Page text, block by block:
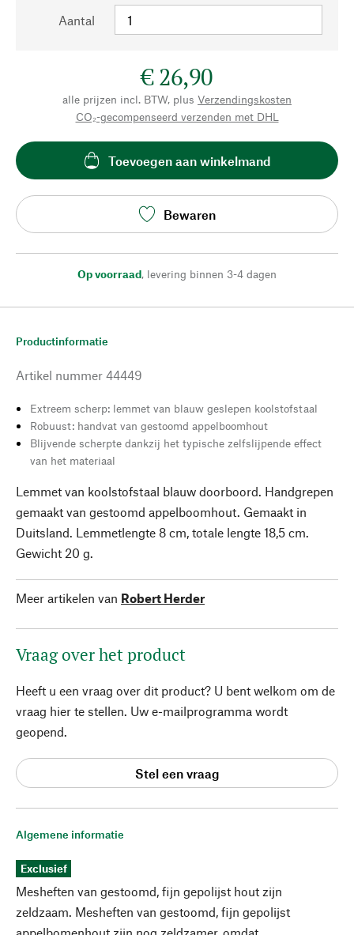
Aantal
€ 26,90
alle prijzen incl. BTW, plus Verzendingskosten
CO₂-gecompenseerd verzenden met DHL
Toevoegen aan winkelmand
Bewaren
Op voorraad, levering binnen 3-4 dagen
Algemene informatie
Exclusief
Mesheften van gestoomd, fijn gepolijst hout zijn
zeldzaam. Mesheften van gestoomd, fijn gepolijst
Productinformatie
Artikel nummer 44449
Extreem scherp: lemmet van blauw geslepen koolstofstaal
Robuust: handvat van gestoomd appelboomhout
Blijvende scherpte dankzij het typische zelfslijpende effect
van het materiaal
Lemmet van koolstofstaal blauw doorboord. Handgrepen
gemaakt van gestoomd appelboomhout. Gemaakt in
Duitsland. Lemmetlengte 8 cm, totale lengte 18,5 cm.
Gewicht 20 g.
Meer artikelen van Robert Herder
Vraag over het product
Heeft u een vraag over dit product? U bent welkom om de
vraag hier te stellen. Uw e-mailprogramma wordt
geopend.
Stel een vraag